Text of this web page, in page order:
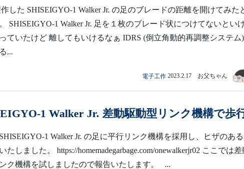
した SHISEIGYO-1 Walker Jr. の足のブレードの距離を開けてみた
SHISEIGYO-1 Walker Jr. 足を１枚のブレード状につけてないとい
ていたけど 離してもいけるなぁ IDRS (倒立角動的再調整システム
...
電子工作 2023.2.17 お父ちゃん
1 Walker Jr. 差動駆動型リンク機構で歩
1 Walker Jr. の足に平行リンク機構を採用し、ヒザのあ
たしました。 https://homemadegarbage.com/onewalkerjr02 ここでは
ク機構を試しましたので報告いたします。 ...